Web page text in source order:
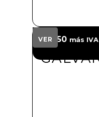
ANCLA
$34.50 más IVA
VER